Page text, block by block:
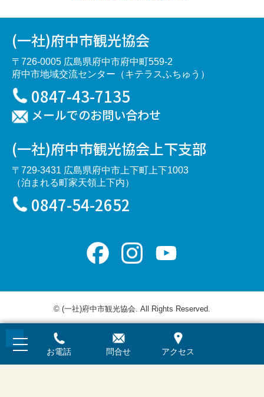
(一社)府中市観光協会
〒726-0005 広島県府中市府中町559-2
府中市地域交流センター（キテラスふちゅう）
0847-43-7135
メールでのお問い合わせ
(一社)府中市観光協会上下支部
〒729-3431 広島県府中市上下町上下1003
（泊まれる町家天領上下内）
0847-54-2652
Facebook Instagram
© (一社)府中市観光協会. All Rights Reserved.
お電話 問合せ アクセス